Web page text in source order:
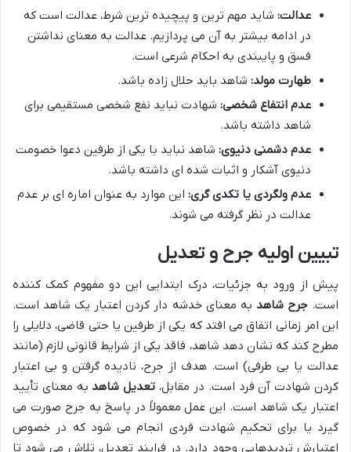
عدالت: شاید مهم ترین و پیچیده ترین شرط، عدالت است که
در ادامه بیشتر به آن می پردازیم. عدالت به معنای نداشتن
فسق و پایبندی به احکام شرعی است.
طهارت مولد: شاهد باید حلال زاده باشد.
عدم انتفاع شخصی: شهادت نباید نفع شخصی مستقیمی برای
شاهد داشته باشد.
عدم دشمنی دنیوی: شاهد نباید با یکی از طرفین دعوا خصومت
دنیوی آشکار و اثبات شده ای داشته باشد.
عدم ولگردی یا تکدی گری: این موارد به عنوان اماره ای بر عدم
عدالت در نظر گرفته می شوند.
تبیین اولیه جرح و تعدیل
پیش از ورود به جزئیات، درک ابتدایی این دو مفهوم کمک کننده
است.جرح شاهد به معنای خدشه دار کردن اعتبار یک شاهد است.
این امر زمانی اتفاق می افتد که یکی از طرفین یا حتی قاضی، دلایلی را
مطرح کند که نشان دهد شاهد، فاقد یکی از شرایط قانونی لازم (مانند
عدالت یا بی طرفی) است. هدف از جرح، نادیده گرفتن و بی اعتبار
کردن شهادت آن فرد است. در مقابل، تعدیل شاهدبه معنای تأیید
اعتبار یک شاهد است. این عمل معمولاً در پاسخ به جرح صورت می
گیرد یا برای تحکیم شهادت فردی انجام می شود که در خصوص
اعتبارش تردیدهایی وجود دارد. در فرایند تعدیل، تلاش می شود تا